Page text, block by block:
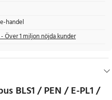
handel
Över 1 miljon nöjda kunder
BLS1 / PEN / E-PL1 /